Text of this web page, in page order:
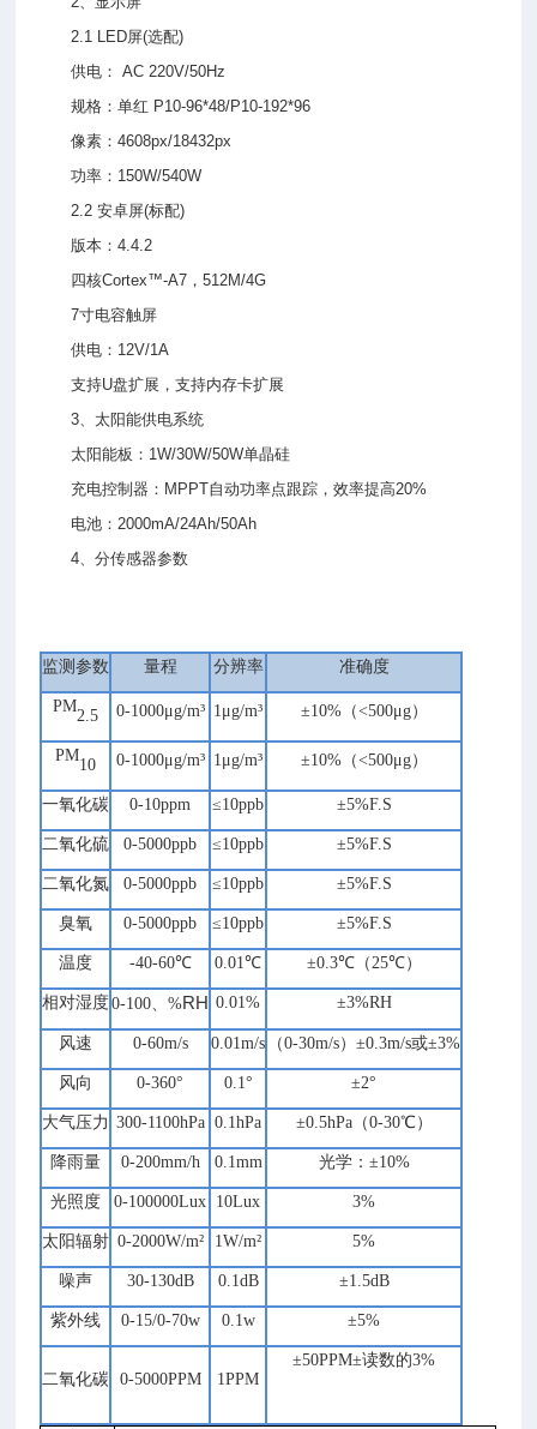
2.1 LED屏(选配)
供电： AC 220V/50Hz
规格：单红 P10-96*48/P10-192*96
像素：4608px/18432px
功率：150W/540W
2.2 安卓屏(标配)
版本：4.4.2
四核Cortex™-A7，512M/4G
7寸电容触屏
供电：12V/1A
支持U盘扩展，支持内存卡扩展
3、太阳能供电系统
太阳能板：1W/30W/50W单晶硅
充电控制器：MPPT自动功率点跟踪，效率提高20%
电池：2000mA/24Ah/50Ah
4、分传感器参数
监测参数 量程 分辨率 准确度
PM2.5 0-1000μg/m³ 1μg/m³ ±10%（<500μg）
PM10 0-1000μg/m³ 1μg/m³ ±10%（<500μg）
一氧化碳 0-10ppm ≤10ppb ±5%F.S
二氧化硫 0-5000ppb ≤10ppb ±5%F.S
二氧化氮 0-5000ppb ≤10ppb ±5%F.S
臭氧 0-5000ppb ≤10ppb ±5%F.S
温度 -40-60℃ 0.01℃ ±0.3℃（25℃）
相对湿度0-100、%RH 0.01% ±3%RH
风速 0-60m/s 0.01m/s （0-30m/s）±0.3m/s或±3%
风向 0-360° 0.1° ±2°
大气压力 300-1100hPa 0.1hPa ±0.5hPa（0-30℃）
降雨量 0-200mm/h 0.1mm 光学：±10%
光照度 0-100000Lux 10Lux 3%
太阳辐射 0-2000W/m² 1W/m² 5%
噪声 30-130dB 0.1dB ±1.5dB
紫外线 0-15/0-70w 0.1w ±5%
二氧化碳 0-5000PPM 1PPM
±50PPM±读数的3%